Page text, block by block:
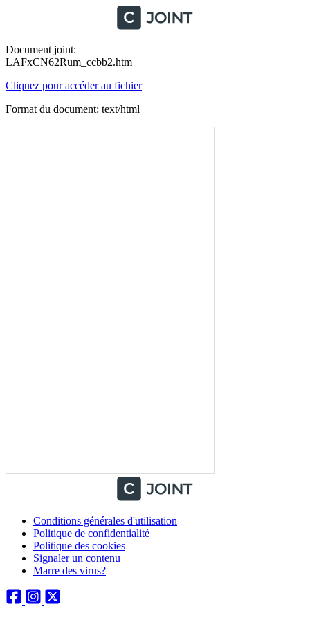
Document joint:
LAFxCN62Rum_ccbb2.htm
Cliquez pour accéder au fichier
Format du document: text/html
Conditions générales d'utilisation
Politique de confidentialité
Politique des cookies
Signaler un contenu
Marre des virus?